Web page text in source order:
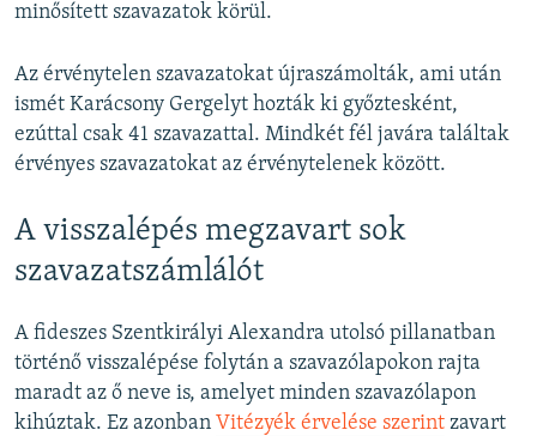
minősített szavazatok körül.
Az érvénytelen szavazatokat újraszámolták, ami után
ismét Karácsony Gergelyt hozták ki győztesként,
ezúttal csak 41 szavazattal. Mindkét fél javára találtak
érvényes szavazatokat az érvénytelenek között.
A visszalépés megzavart sok
szavazatszámlálót
A fideszes Szentkirályi Alexandra utolsó pillanatban
történő visszalépése folytán a szavazólapokon rajta
maradt az ő neve is, amelyet minden szavazólapon
kihúztak. Ez azonban Vitézyék érvelése szerint zavart